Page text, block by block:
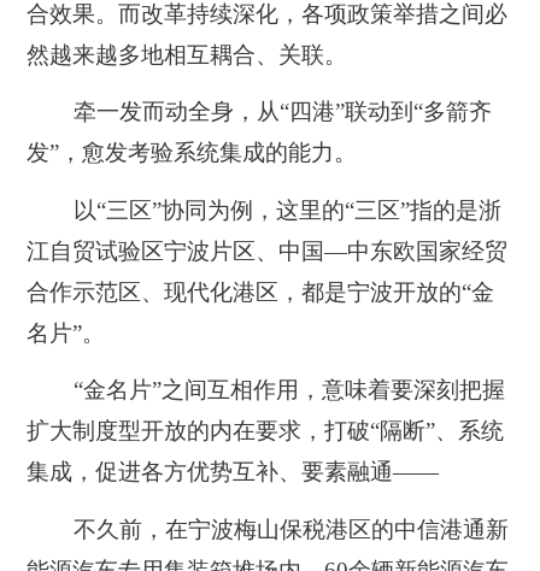
合效果。而改革持续深化，各项政策举措之间必
然越来越多地相互耦合、关联。
牵一发而动全身，从“四港”联动到“多箭齐
发”，愈发考验系统集成的能力。
以“三区”协同为例，这里的“三区”指的是浙
江自贸试验区宁波片区、中国—中东欧国家经贸
合作示范区、现代化港区，都是宁波开放的“金
名片”。
“金名片”之间互相作用，意味着要深刻把握
扩大制度型开放的内在要求，打破“隔断”、系统
集成，促进各方优势互补、要素融通——
不久前，在宁波梅山保税港区的中信港通新